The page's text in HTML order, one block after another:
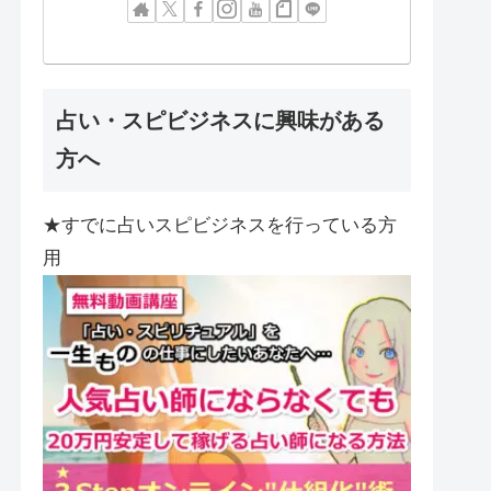
占い・スピビジネスに興味がある
方へ
★すでに占いスピビジネスを行っている方
用